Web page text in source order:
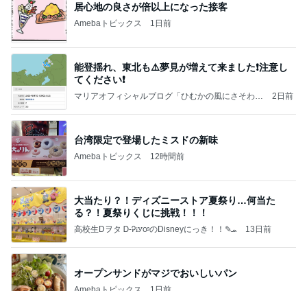
居心地の良さが倍以上になった接客
Amebaトピックス 1日前
能登揺れ、東北も⚠️夢見が増えて来ました❗️注意し
てください❗️
マリアオフィシャルブログ「ひむかの風にさそわれ
2日前
台湾限定で登場したミスドの新味
Amebaトピックス 12時間前
大当たり？！ディズニーストア夏祭り…何当た
る？！夏祭りくじに挑戦！！！
高校生Dヲタ Ꭰ-ᎮꭵꭹꭴのDisneyにっき！！✎ܚ 13日前
オープンサンドがマジでおいしいパン